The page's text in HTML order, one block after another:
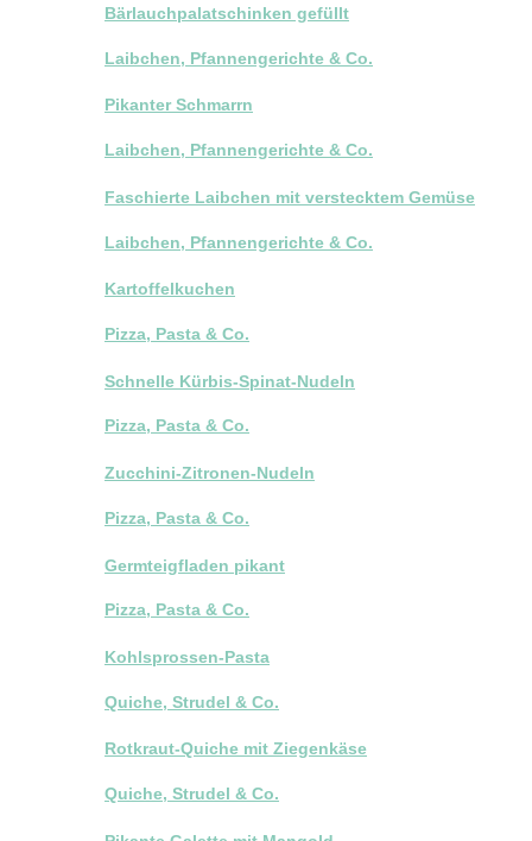
Bärlauchpalatschinken gefüllt
Laibchen, Pfannengerichte & Co.
Pikanter Schmarrn
Laibchen, Pfannengerichte & Co.
Faschierte Laibchen mit verstecktem Gemüse
Laibchen, Pfannengerichte & Co.
Kartoffelkuchen
Pizza, Pasta & Co.
Schnelle Kürbis-Spinat-Nudeln
Pizza, Pasta & Co.
Zucchini-Zitronen-Nudeln
Pizza, Pasta & Co.
Germteigfladen pikant
Pizza, Pasta & Co.
Kohlsprossen-Pasta
Quiche, Strudel & Co.
Rotkraut-Quiche mit Ziegenkäse
Quiche, Strudel & Co.